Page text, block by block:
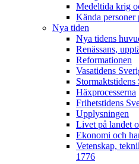
Medeltida krig
Kända personer
Nya tiden
Nya tidens
Renässans,
Reformationen
Vasatidens
Stormaktstidens
Häxprocesserna
Frihetstidens
Upplysningen
Livet på landet
Ekonomi och
Vetenskap,
1776